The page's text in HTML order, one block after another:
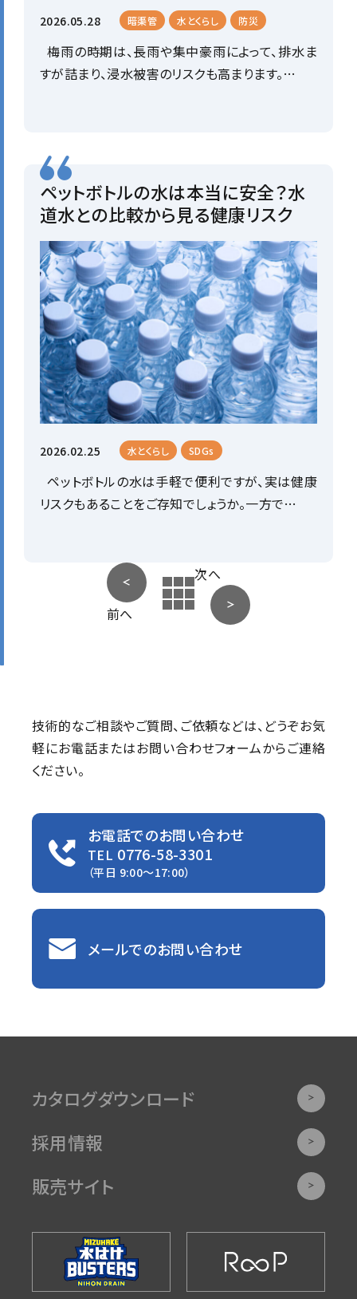
2026.05.28 暗渠管 水とくらし 防災
梅雨の時期は、長雨や集中豪雨によって、排水ま
すが詰まり、浸水被害のリスクも高まります。…
ペットボトルの水は本当に安全？水
道水との比較から見る健康リスク
2026.02.25 水とくらし SDGs
ペットボトルの水は手軽で便利ですが、実は健康
リスクもあることをご存知でしょうか。一方で…
前へ
次へ
技術的なご相談やご質問、ご依頼などは、 どうぞお気
軽にお電話またはお問い合わせフォームからご連絡
ください。
お電話でのお問い合わせ
TEL 0776-58-3301
（平日 9:00〜17:00）
メールでのお問い合わせ
カタログダウンロード
採用情報
販売サイト